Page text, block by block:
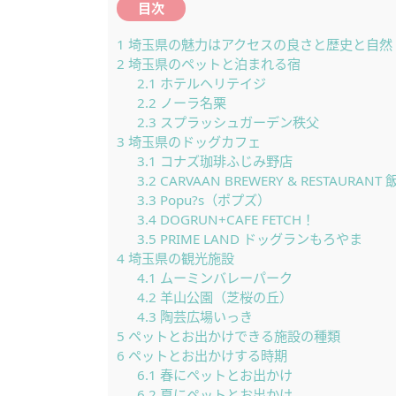
目次
1 埼玉県の魅力はアクセスの良さと歴史と自然
2 埼玉県のペットと泊まれる宿
2.1 ホテルヘリテイジ
2.2 ノーラ名栗
2.3 スプラッシュガーデン秩父
3 埼玉県のドッグカフェ
3.1 コナズ珈琲ふじみ野店
3.2 CARVAAN BREWERY & RESTAURANT
3.3 Popu?s（ポプズ）
3.4DOGRUN+CAFE FETCH！
3.5 PRIME LAND ドッグランもろやま
4 埼玉県の観光施設
4.1 ムーミンバレーパーク
4.2 羊山公園（芝桜の丘）
4.3 陶芸広場いっき
5 ペットとお出かけできる施設の種類
6 ペットとお出かけする時期
6.1 春にペットとお出かけ